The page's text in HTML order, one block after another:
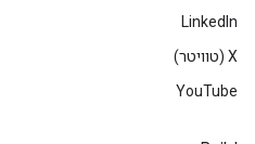
LinkedIn
‫X (טוויטר)
YouTube